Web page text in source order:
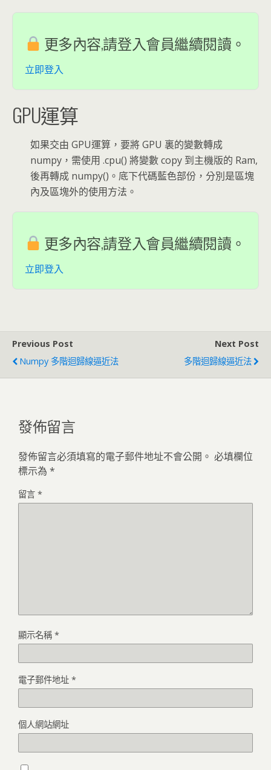
更多內容,請登入會員繼續閱讀。
立即登入
GPU運算
如果交由 GPU運算，要將 GPU 裏的變數轉成
numpy，需使用 .cpu() 將變數 copy 到主機版的 Ram,
後再轉成 numpy()。底下代碼藍色部份，分別是區塊
內及區塊外的使用方法。
更多內容,請登入會員繼續閱讀。
立即登入
Previous Post
Numpy 多階迴歸線逼近法
Next Post
多階迴歸線逼近法
發佈留言
發佈留言必須填寫的電子郵件地址不會公開。 必填欄位
標示為 *
留言 *
顯示名稱 *
電子郵件地址 *
個人網站網址